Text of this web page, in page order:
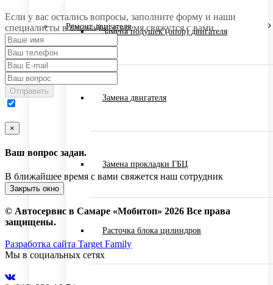
Ремонт двигателя
Замена подушек (опор) двигателя
Замена двигателя
Замена прокладки ГБЦ
Расточка блока цилиндров
Если у вас остались вопросы, заполните форму и наши
специалисты в ближайшее время свяжутся с вами
Отправить
×
Ваш вопрос задан.
В ближайшее время с вами свяжется наш сотрудник
Закрыть окно
© Автосервис в Самаре «Мобитоп» 2026 Все права
защищены.
Разработка сайта Target Family
Мы в социальных сетях